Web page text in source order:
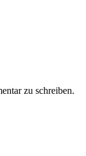
zu schreiben.